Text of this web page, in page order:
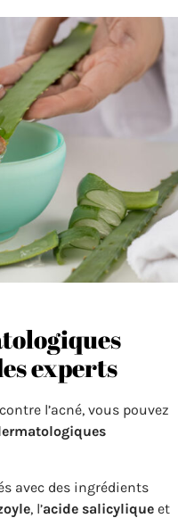
experts
l’acné, vous pouvez
avec des ingrédients
, l’acide salicylique et